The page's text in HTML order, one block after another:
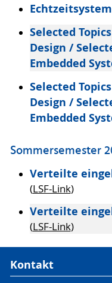
Selected
Design /
Embedded
Selected
Design /
Embedded
Sommersemester
Verteilte
(LSF-Link)
Verteilte
(LSF-Link)
Kontakt